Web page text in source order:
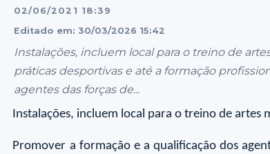
02/06/2021 18:39
Editado em: 30/03/2026 15:42
Instalações, incluem local para o treino de
práticas desportivas e até a formação
agentes das forças de...
Instalações, incluem local para o treino de
Promover a formação e a qualificação dos